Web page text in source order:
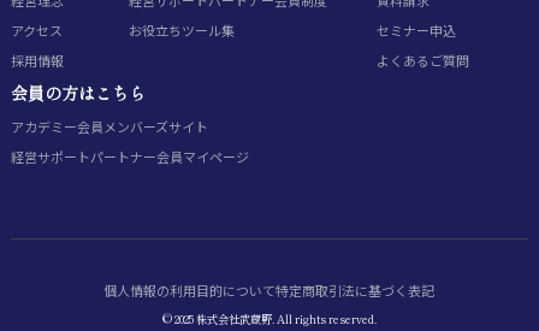
アクセス
採用情報
お役立ちツール集
セミナー申込
よくあるご質問
会員の方はこちら
アカデミー会員 メンバーズサイト
経営サポートパートナー会員マイページ
個人情報の利用目的について特定商取引法に基づく表記
© 2025 株式会社武蔵野. All rights reserved.